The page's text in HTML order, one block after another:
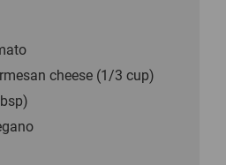
cheese (1/3 cup)